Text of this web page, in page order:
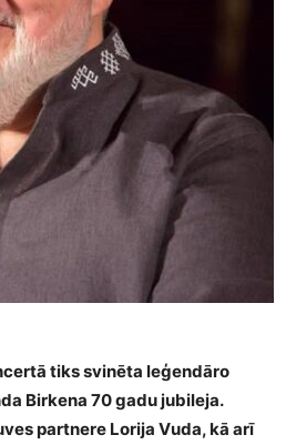
tiks svinēta leģendāro
Birkena 70 gadu jubileja.
partnere Lorija Vuda, kā arī